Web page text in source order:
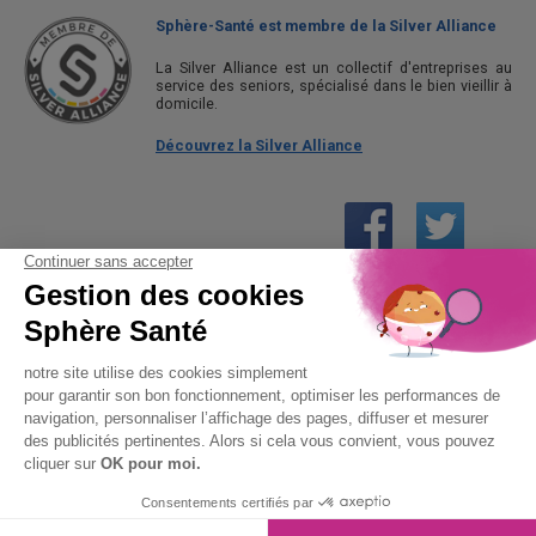
Sphère-Santé est membre de la Silver Alliance
La Silver Alliance est un collectif d'entreprises au
service des seniors, spécialisé dans le bien vieillir à
domicile.
Découvrez la Silver Alliance
01 61 30 15 94
(prix d’un appel local)
CONTACTEZ-NOUS
SPHÈRE-SANTÉ © 2026